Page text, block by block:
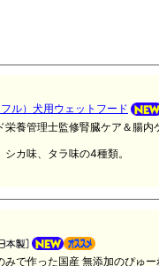
ル）犬用ウェットフード
栄養管理士監修腎臓ケア＆腸
カ味、タラ味の4種類。
みで作った国産 無添加のぴゅ